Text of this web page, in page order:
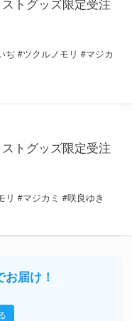
トグッズ限定受注
ぢ#ツクルノモリ #マジカ
トグッズ限定受注
リ #マジカミ #咲良ゆき
届け！